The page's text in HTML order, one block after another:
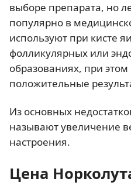
выборе препарата, но
популярно в
используют при кисте
фолликулярных или
образованиях, при этом
положительные
Из основных
называют увеличение
настроения.
Цена